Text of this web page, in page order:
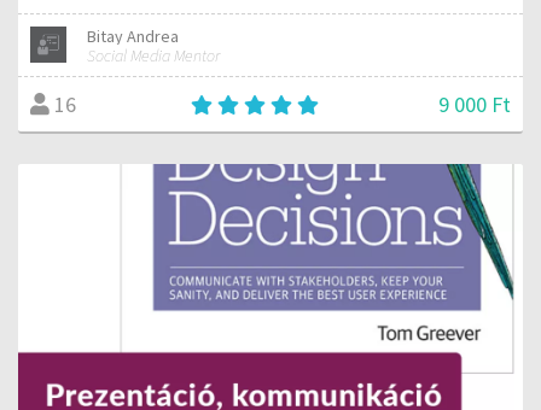
Bitay Andrea
Social Media Mentor
16 9 000 Ft